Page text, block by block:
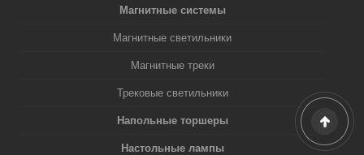
Магнитные системы
Магнитные светильники
Магнитные треки
Трековые светильники
Напольные торшеры
Настольные лампы